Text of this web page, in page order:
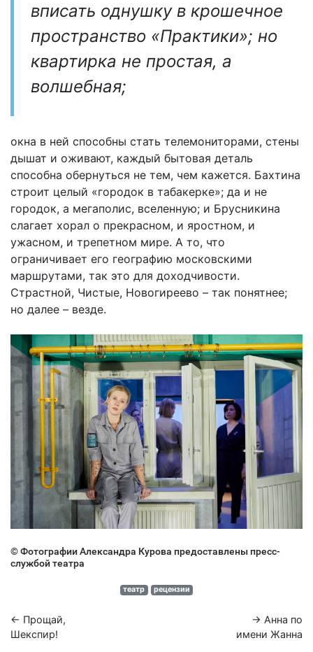
вписать однушку в крошечное
пространство «Практики»; но
квартирка не простая, а
волшебная;
окна в ней способны стать телемониторами, стены
дышат и оживают, каждый бытовая деталь
способна обернуться не тем, чем кажется. Бахтина
строит целый «городок в табакерке»; да и не
городок, а мегаполис, вселенную; и Брусникина
слагает хорал о прекрасном, и яростном, и
ужасном, и трепетном мире. А то, что
ограничивает его географию московскими
маршрутами, так это для доходчивости.
Страстной, Чистые, Новогиреево – так понятнее;
но далее – везде.
© Фотографии Александра Курова предоставлены пресс-
службой театра
театр рецензии
← Прощай,
Шекспир!
→ Анна по
имени Жанна